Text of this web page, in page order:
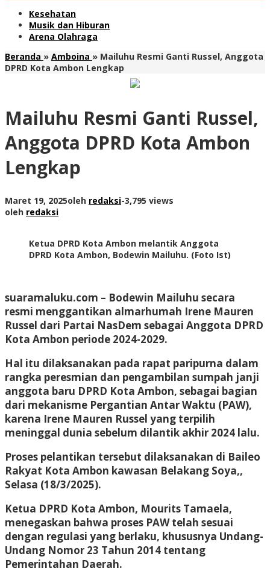
Kesehatan
Musik dan Hiburan
Arena Olahraga
Beranda » Amboina » Mailuhu Resmi Ganti Russel, Anggota
DPRD Kota Ambon Lengkap
Mailuhu Resmi Ganti Russel,
Anggota DPRD Kota Ambon
Lengkap
Maret 19, 2025oleh redaksi-3,795 views
oleh redaksi
Ketua DPRD Kota Ambon melantik Anggota
DPRD Kota Ambon, Bodewin Mailuhu. (Foto Ist)
suaramaluku.com – Bodewin Mailuhu secara
resmi menggantikan almarhumah Irene Mauren
Russel dari Partai NasDem sebagai Anggota DPRD
Kota Ambon periode 2024-2029.
Hal itu dilaksanakan pada rapat paripurna dalam
rangka peresmian dan pengambilan sumpah janji
anggota baru DPRD Kota Ambon, sebagai bagian
dari mekanisme Pergantian Antar Waktu (PAW),
karena Irene Mauren Russel yang terpilih
meninggal dunia sebelum dilantik akhir 2024 lalu.
Proses pelantikan tersebut dilaksanakan di Baileo
Rakyat Kota Ambon kawasan Belakang Soya,,
Selasa (18/3/2025).
Ketua DPRD Kota Ambon, Mourits Tamaela,
menegaskan bahwa proses PAW telah sesuai
dengan regulasi yang berlaku, khususnya Undang-
Undang Nomor 23 Tahun 2014 tentang
Pemerintahan Daerah.